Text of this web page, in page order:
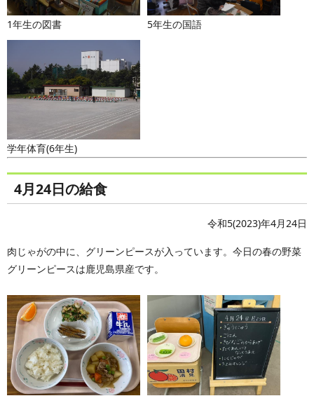
1年生の図書 5年生の国語
学年体育(6年生)
4月24日の給食
令和5(2023)年4月24日
肉じゃがの中に、グリーンピースが入っています。今日の春の野菜
グリーンピースは鹿児島県産です。